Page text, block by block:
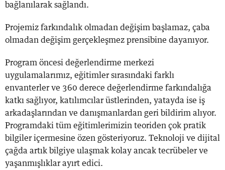
bağlanılarak sağlandı.
Projemiz farkındalık olmadan değişim başlamaz, çaba
olmadan değişim gerçekleşmez prensibine dayanıyor.
Program öncesi değerlendirme merkezi
uygulamalarımız, eğitimler sırasındaki farklı
envanterler ve 360 derece değerlendirme farkındalığa
katkı sağlıyor, katılımcılar üstlerinden, yatayda ise iş
arkadaşlarından ve danışmanlardan geri bildirim alıyor.
Programdaki tüm eğitimlerimizin teoriden çok pratik
bilgiler içermesine özen gösteriyoruz. Teknoloji ve dijital
çağda artık bilgiye ulaşmak kolay ancak tecrübeler ve
yaşanmışlıklar ayırt edici.